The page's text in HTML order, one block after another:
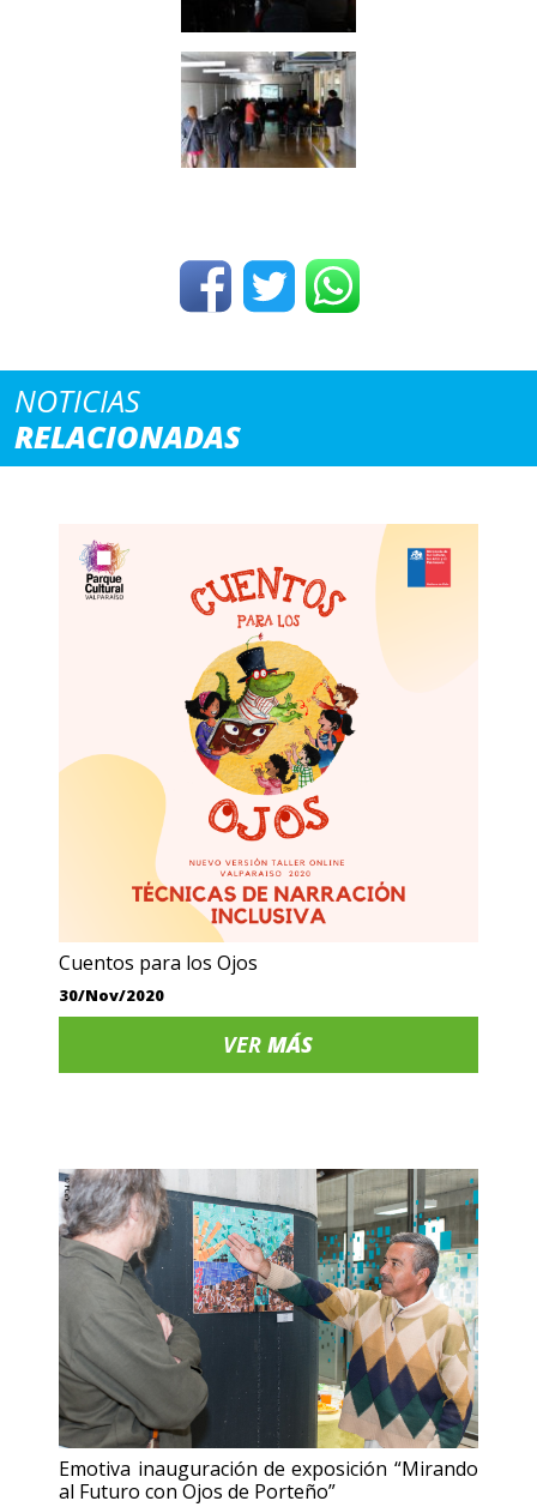
NOTICIAS
RELACIONADAS
Cuentos para los Ojos
30/Nov/2020
VERMÁS
Emotiva inauguración de exposición “Mirando
al Futuro con Ojos de Porteño”